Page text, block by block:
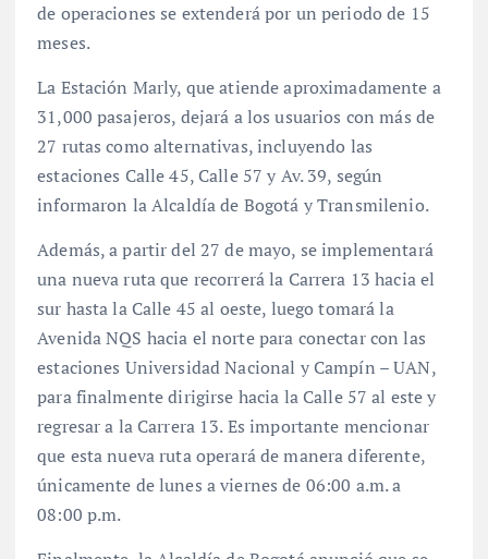
de operaciones se extenderá por un periodo de 15
meses.
La Estación Marly, que atiende aproximadamente a
31,000 pasajeros, dejará a los usuarios con más de
27 rutas como alternativas, incluyendo las
estaciones Calle 45, Calle 57 y Av. 39, según
informaron la Alcaldía de Bogotá y Transmilenio.
Además, a partir del 27 de mayo, se implementará
una nueva ruta que recorrerá la Carrera 13 hacia el
sur hasta la Calle 45 al oeste, luego tomará la
Avenida NQS hacia el norte para conectar con las
estaciones Universidad Nacional y Campín – UAN,
para finalmente dirigirse hacia la Calle 57 al este y
regresar a la Carrera 13. Es importante mencionar
que esta nueva ruta operará de manera diferente,
únicamente de lunes a viernes de 06:00 a.m. a
08:00 p.m.